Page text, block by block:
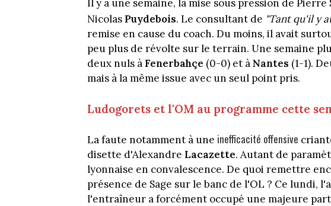
Il y a une semaine, la mise sous pression de
Nicolas Puydebois. Le consultant de "Tant qu'il y
remise en cause du coach. Du moins, il avait
peu plus de révolte sur le terrain. Une semaine
deux nuls àFenerbahçe (0-0) et àNantes (1-1).
mais à la même issue avec un seul point pris.
Ludogorets et l'OM au programme cette
La faute notamment à une inefficacité offensive
disette d'Alexandre Lacazette. Autant de
lyonnaise en convalescence. De quoi remettre
présence de Sage sur le banc de l'OL ? Ce lundi,
l'entraîneur a forcément occupé une majeure